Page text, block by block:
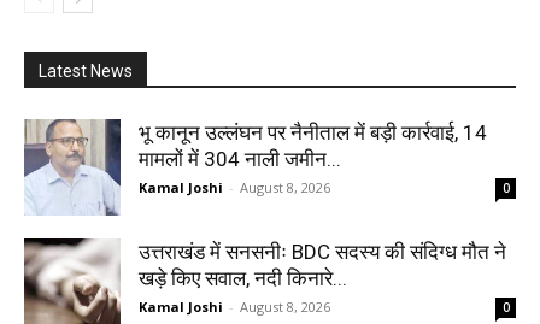
Latest News
भू कानून उल्लंघन पर नैनीताल में बड़ी कार्रवाई, 14
मामलों में 304 नाली जमीन...
Kamal Joshi - August 8, 2026 0
उत्तराखंड में सनसनीः BDC सदस्य की संदिग्ध मौत ने
खड़े किए सवाल, नदी किनारे...
Kamal Joshi - August 8, 2026 0